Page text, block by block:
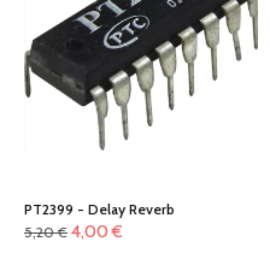
PT2399 - Delay Reverb
5,20€ Izvirna
4,00€